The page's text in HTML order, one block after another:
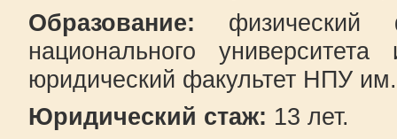
Образование: физический
национального
юридический факультет НПУ
Юридический стаж: 13 лет.